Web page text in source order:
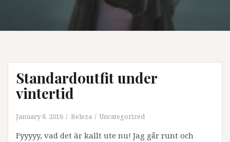
Standardoutfit under
vintertid
January 8, 2016 Beleza Uncategorized
Fyyyyy, vad det är kallt ute nu! Jag går runt och